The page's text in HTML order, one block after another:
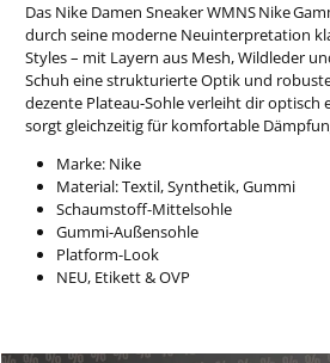
Das Nike Damen Sneaker WMNS Nike
durch seine moderne Neuinterpretation
Styles – mit Layern aus Mesh, Wildleder
Schuh eine strukturierte Optik und
dezente Plateau-Sohle verleiht dir optisch
sorgt gleichzeitig für komfortable
Marke: Nike
Material: Textil, Synthetik, Gummi
Schaumstoff-Mittelsohle
Gummi-Außensohle
Platform-Look
NEU, Etikett & OVP